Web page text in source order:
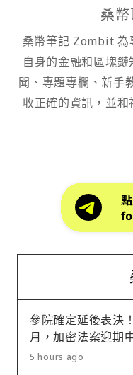
桑
桑幣筆記 Zombit 為
自身的金融和區塊
聞、專題專欄、新手
收正確的資訊，並
參院確定延後表決
月，加密法案迎期
5 hours ago